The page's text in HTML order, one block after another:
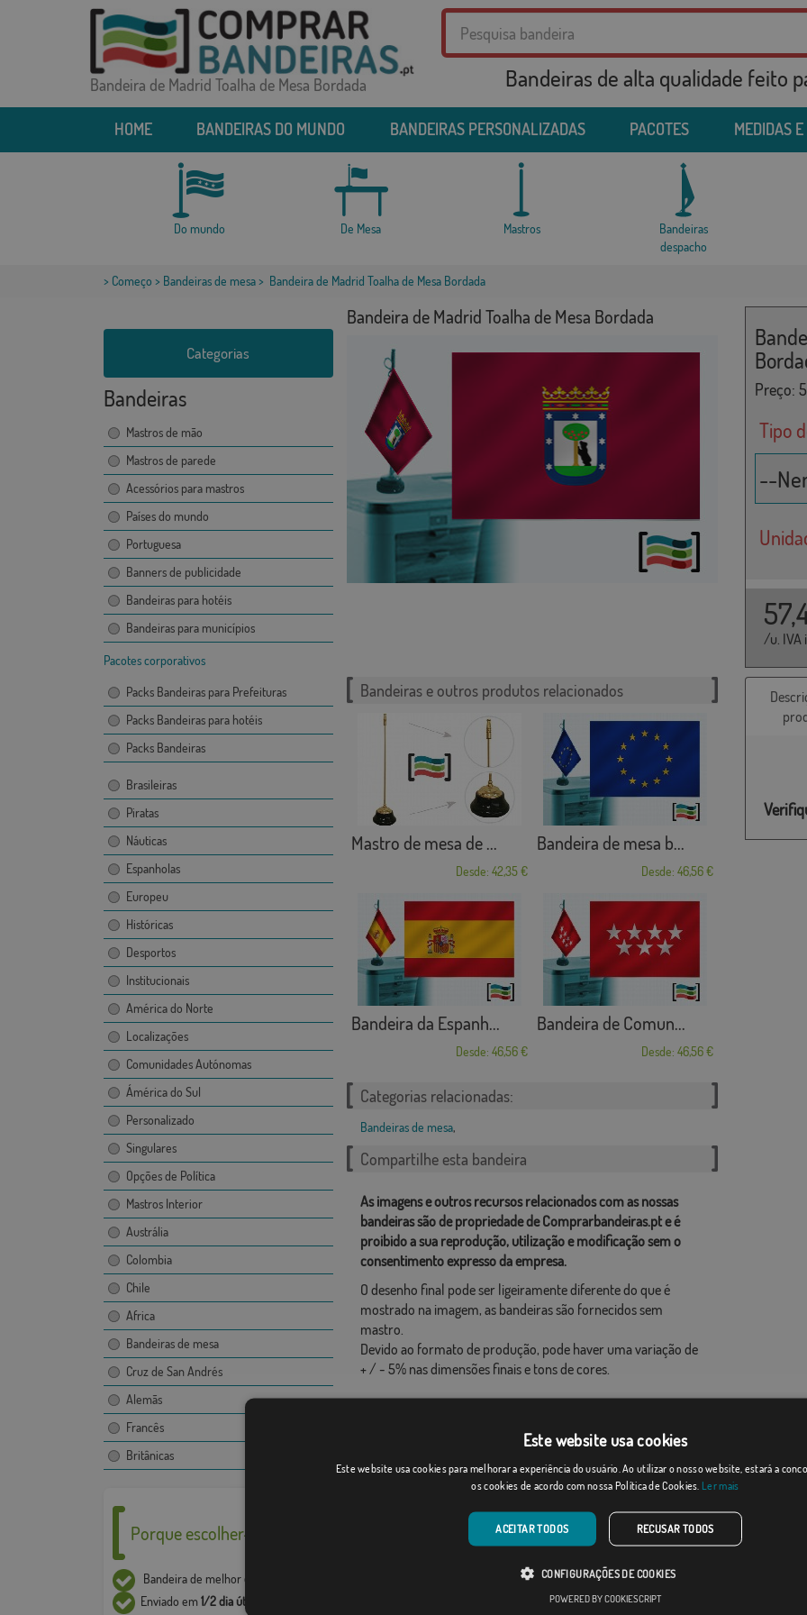
Bandeira de Madrid Toalha de Mesa Bordada Bandeiras de alta qualidade feito
HOME BANDEIRAS DO MUNDO BANDEIRAS PERSONALIZADAS PACOTES MEDIDAS
Do mundo De Mesa Mastros
Bandeiras
despacho
> Começo > Bandeiras de mesa> Bandeira de Madrid Toalha de Mesa Bordada
Categorias
Bandeiras
Mastros de mão
Mastros de parede
Acessórios para mastros
Países do mundo
Portuguesa
Banners de publicidade
Bandeiras para hotéis
Bandeiras para municípios
Pacotes corporativos
Packs Bandeiras para Prefeituras
Packs Bandeiras para hotéis
Packs Bandeiras
Brasileiras
Piratas
Náuticas
Espanholas
Europeu
Históricas
Desportos
Institucionais
América do Norte
Localizações
Comunidades Autónomas
Ámérica do Sul
Personalizado
Singulares
Opções de Política
Mastros Interior
Austrália
Colombia
Chile
Africa
Bandeiras de mesa
Cruz de San Andrés
Alemãs
Francês
Britânicas
Porque escolher-nos ___
Bandeira de melhorqualidade
Enviado em1/2 dia útil*
Bandeira de Madrid Toalha de Mesa Bordada
Preço:
Tipo
/u. IVA
Bandeiras e outros produtos relacionados
Mastro de mesa de ...
Desde: 42,35 €
Bandeira de mesa b...
Desde: 46,56 €
Bandeira da Espanh...
Desde: 46,56 €
Bandeira de Comun...
Desde: 46,56 €
Categorias relacionadas:
Bandeiras de mesa,
Compartilhe esta bandeira
As imagens e outros recursos relacionados com as nossas
bandeiras são de propriedade de Comprarbandeiras.pt e é
proibido a sua reprodução, utilização e modificação sem o
consentimento expresso da empresa.
O desenho final pode ser ligeiramente diferente do que é
mostrado na imagem, as bandeiras são fornecidos sem
mastro.
Devido ao formato de produção, pode haver uma variação de
+ / - 5% nas dimensões finais e tons de cores.
Este website usa cookies
Este website usa cookies para melhorar a experiência do usuário. Ao utilizar o nosso website, estará a
os cookies de acordo com nossa Política de Cookies. Ler mais
ACEITAR TODOS RECUSAR TODOS
CONFIGURAÇÕES DE COOKIES
POWERED BY COOKIESCRIPT